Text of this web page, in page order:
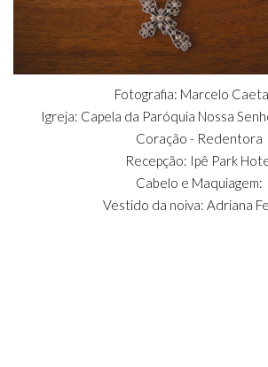
Fotografia: Marcelo
Igreja: Capela da Paróquia Nossa
Coração - Redentora
Recepção: Ipê Park
Cabelo e Maquiagem:
Vestido da noiva: Adriana